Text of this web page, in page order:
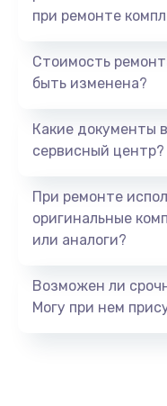
при ремонте
Стоимость
быть изменена?
Какие документы
сервисный центр?
При ремонте
оригинальные
или аналоги?
Возможен ли
Могу при нем